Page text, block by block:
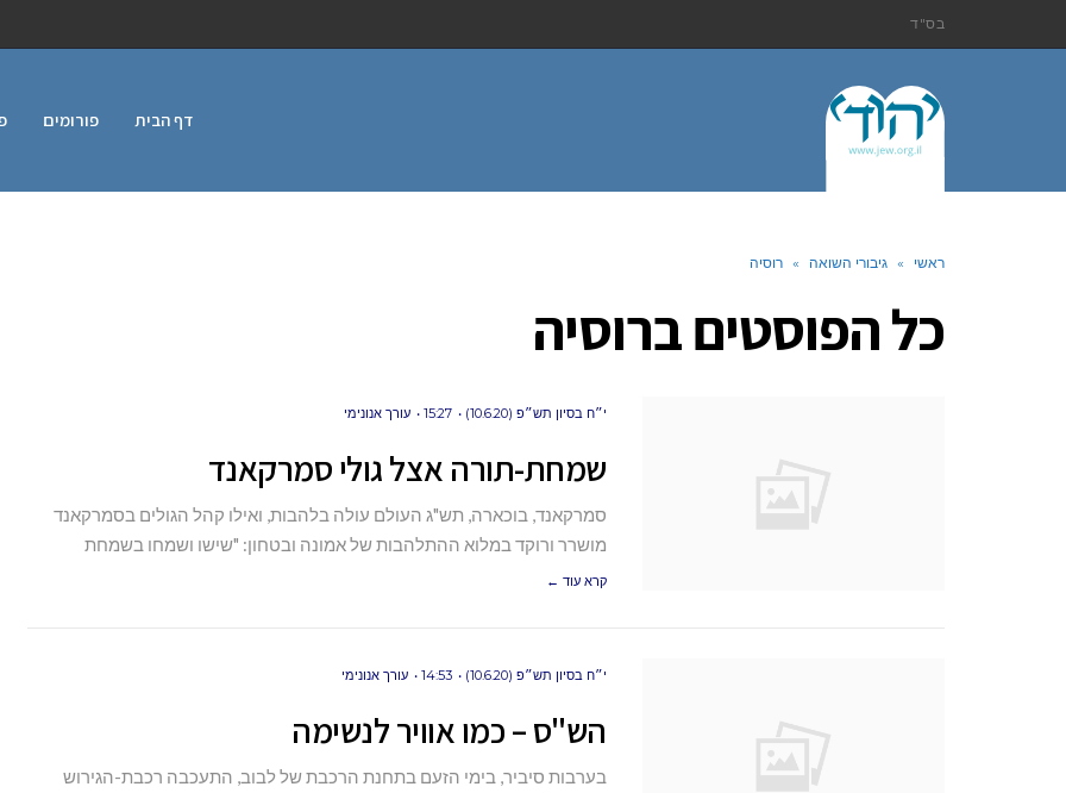
בס"ד
דף הבית פורומים
ראשי » גיבורי השואה » רוסיה
כל הפוסטים ברוסיה
י״ח בסיון תש״פ (10.6.20) 15:27 עורך אנונימי
שמחת-תורה אצל גולי סמרקאנד
סמרקאנד, בוכארה, תש"ג העולם עולה בלהבות, ואילו קהל הגולים בסמרקאנד
מושרר ורוקד במלוא ההתלהבות של אמונה ובטחון: "שישו ושמחו בשמחת
קרא עוד ←
י״ח בסיון תש״פ (10.6.20) 14:53 עורך אנונימי
הש"ס – כמו אוויר לנשימה
בערבות סיביר, בימי הזעם בתחנת הרכבת של לבוב, התעכבה רכבת-הגירוש